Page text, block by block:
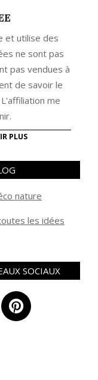
et utilise des
ne sont pas
pas vendues à
de savoir le
me
PLUS
nature
outes les idées
SOCIAUX